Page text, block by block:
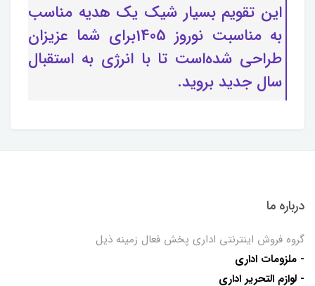
این تقویم بسیار شیک یک هدیه مناسب
به مناسبت نوروز 1405برای شما عزیزان
طراحی شده‌است تا با انرژی به استقبال
سال جدید بروید.
درباره ما
گروه فروش اینترنتی اداری پخش فعال زمینه ذیل
- ملزومات اداری
- لوازم التحریر اداری